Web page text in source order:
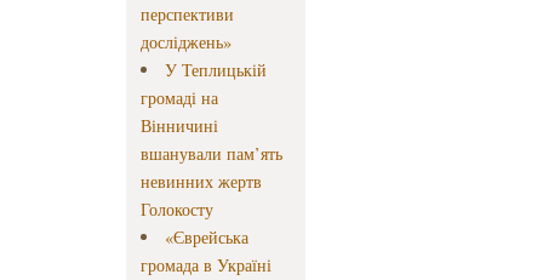
перспективи
досліджень»
У Теплицькій
громаді на
Вінничині
вшанували пам’ять
невинних жертв
Голокосту
«Єврейська
громада в Україні